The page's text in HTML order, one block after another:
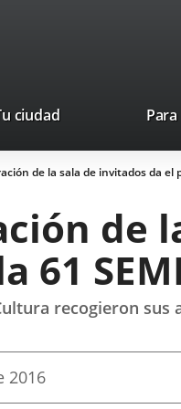
ciudad
de la sala de invitados da el
de
61
recogieron
2016